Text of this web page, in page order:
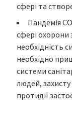
сфері та
Пандемія
сфері охорони
необхідність
необхідно
системи
людей, захисту
протидії